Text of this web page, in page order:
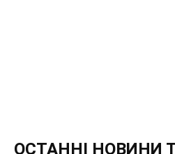
ОСТАННІ НОВИНИ